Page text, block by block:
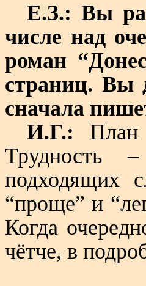
Е.З.: Вы
числе над
роман
страниц. Вы
сначала
И.Г.: План
Трудность
подходящих
“проще” и
Когда
чётче, в